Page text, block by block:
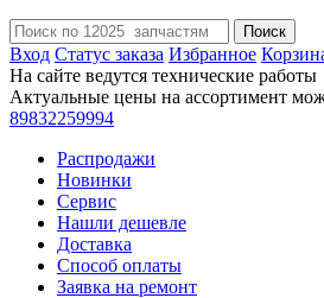
Поиск
Вход Статус заказа Избранное
На сайте ведутся технические работы
Актуальные цены на ассортимент
89832259994
Распродажи
Новинки
Сервис
Нашли дешевле
Доставка
Способ оплаты
Заявка на ремонт